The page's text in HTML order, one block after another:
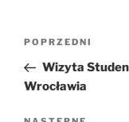
wpisu
Poprzedni
wpis
POPRZEDNI
Wizyta
Wrocławia